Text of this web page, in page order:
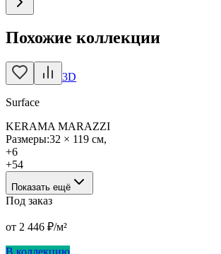
Похожие коллекции
3D
Surface
KERAMA MARAZZI
Размеры:32 × 119 см,
+6
+54
Показать ещё
Под заказ
от 2 446 ₽/м²